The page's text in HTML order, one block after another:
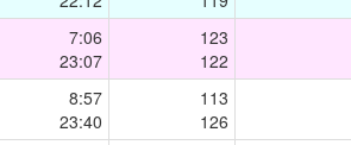
7:06
23:07
123
122
8:57
23:40
113
126